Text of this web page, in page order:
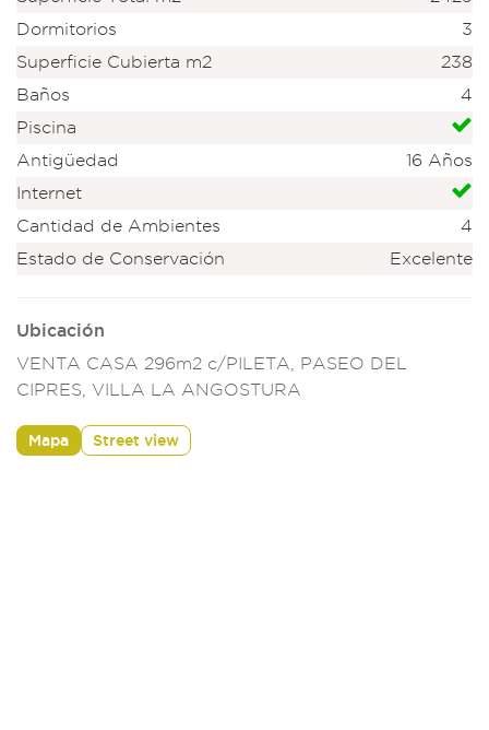
Dormitorios
3
Superficie Cubierta m2
238
Baños
4
Piscina
Antigüedad
16 Años
Internet
Cantidad de Ambientes
4
Estado de Conservación
Excelente
Ubicación
VENTA CASA 296m2 c/PILETA, PASEO DEL
CIPRES, VILLA LA ANGOSTURA
Mapa Street view